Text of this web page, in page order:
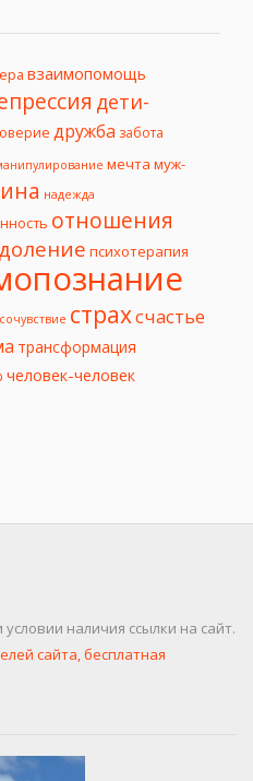
взаимопомощь
дети-
дружба забота
мечта муж-
надежда
отношения
психотерапия
сочувствие страхсчастье
трансформация
человек-человек
наличия ссылки на сайт.